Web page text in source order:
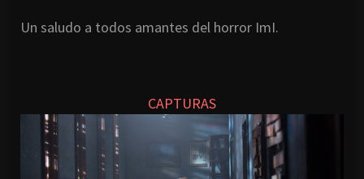
Un saludo a todos amantes del horror ImI.
CAPTURAS